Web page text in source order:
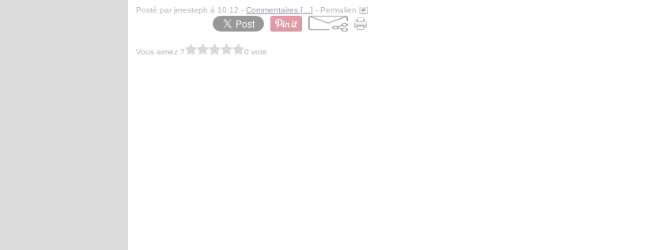
Posté par jeresteph à 10:12 - Commentaires [ ] - Permalien [#]
Vous aimez ? 0 vote